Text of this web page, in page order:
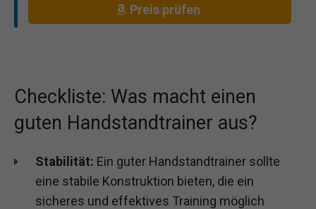
Preis prüfen
Checkliste: Was macht einen
guten Handstandtrainer aus?
Stabilität: Ein guter Handstandtrainer sollte
eine stabile Konstruktion bieten, die ein
sicheres und effektives Training möglich